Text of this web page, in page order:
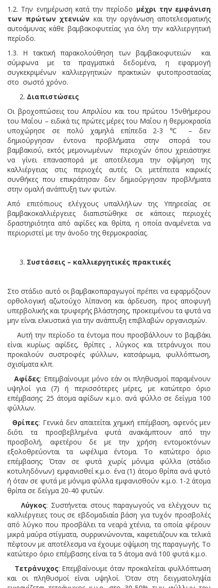
1.2. Την ενημέρωση κατά την περίοδο μέχρι την εμφάνιση
των πρώτων χτενιών και την οργάνωση αποτελεσματικής
αυτοάμυνας κάθε βαμβακοφυτείας για όλη την καλλιεργητική
περίοδο.
1.3. Η τακτική παρακολούθηση των βαμβακοφυτειών και
σύμφωνα με τα πραγματικά δεδομένα, η εφαρμογή
συγκεκριμένων καλλιεργητικών πρακτικών φυτοπροστασίας
στο σωστό χρόνο.
Διαπιστώσεις
Οι βροχοπτώσεις του Απριλίου και του πρώτου 15νθήμερου
του Μαΐου – ειδικά τις πρώτες μέρες του Μαΐου η θερμοκρασία
υποχώρησε σε πολύ χαμηλά επίπεδα 2-3 ℃ – δεν
δημιούργησαν έντονα προβλήματα στην σπορά του
βαμβακιού, εκτός μεμονωμένων περιοχών όπου χρειάστηκε
να γίνει επανασπορά με αποτέλεσμα την οψίμηση της
καλλιέργειας στις περιοχές αυτές. Οι μετέπειτα καιρικές
συνθήκες που επικράτησαν δεν δημιούργησαν προβλήματα
στην ομαλή ανάπτυξη των φυτών.
Από επιτόπιους ελέγχους υπαλλήλων της Υπηρεσίας σε
βαμβακοκαλλιέργειες διαπιστώθηκε σε κάποιες περιοχές
δραστηριότητα από αφίδες και θρίπα, η οποία αναμένεται να
περιοριστεί με την άνοδο της θερμοκρασίας.
Συστάσεις – καλλιεργητικές πρακτικές
Στο στάδιο αυτό οι βαμβακοπαραγωγοί πρέπει να εφαρμόζουν
ορθολογική αζωτούχο λίπανση και άρδευση, προς αποφυγή
υπερβολικής και τρυφερής βλάστησης, προκειμένου τα φυτά να
μην είναι ελκυστικά για την ανάπτυξη επιβλαβών οργανισμών.
Αυτή την περίοδο τα έντομα που προσβάλλουν το βαμβάκι
είναι κυρίως: αφίδες, θρίπες , λύγκος και τετράνυχοι που
προκαλούν συστροφές φύλλων, κατσάρωμα, φυλλόπτωση,
σχισίματα κλπ.
Αφίδες: Επεμβαίνουμε μόνο εάν οι πληθυσμοί παραμένουν
υψηλοί για (7) ή περισσότερες μέρες, με κατώτερο όριο
επέμβασης: 25 άτομα αφίδων κ.μ.ο. ανά φύλλο σε δείγμα 100
φύλλων.
Θρίπες: Γενικά δεν απαιτείται χημική επέμβαση, αφενός μεν
διότι τα προσβεβλημένα φυτά ανακάμπτουν από την
προσβολή, αφετέρου δε με την χρήση εντομοκτόνων
εξολοθρεύονται τα ωφέλιμα έντομα. Το κατώτερο όριο
επέμβασης: Όταν σε φυτά χωρίς μόνιμα φύλλα (στάδιο
κοτυληδόνων) εμφανισθεί κ.μ.ο. ένα (1) άτομο θρίπα ανά φυτό
ή όταν σε φυτά με μόνιμα φύλλα εμφανισθούν κ.μ.ο. 1-2 άτομα
θρίπα σε δείγμα 20-40 φυτών.
Λύγκος: Συστήνεται στους παραγωγούς να ελέγχουν τις
καλλιέργειες τους σε εβδομαδιαία βάση για τυχόν προσβολές
από λύγκο που προσβάλει τα νεαρά χτένια, τα οποία φέρουν
μικρά μαύρα στίγματα, συρρικνώνονται, καφετιάζουν και τελικά
πέφτουν με αποτέλεσμα να έχουμε οψίμιση της παραγωγής. Το
κατώτερο όριο επέμβασης είναι τα 5 άτομα ανά 100 φυτά κ.μ.ο.
Τετράνυχος: Επεμβαίνουμε όταν προκαλείται φυλλόπτωση
και οι πληθυσμοί είναι υψηλοί. Όταν στη δειγματοληψία